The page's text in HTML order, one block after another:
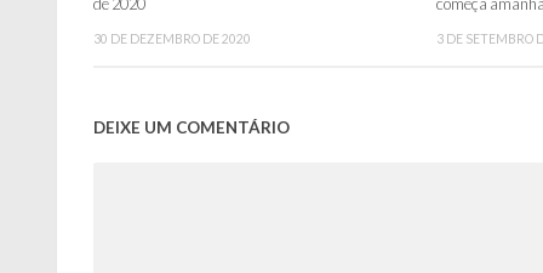
30 DE DEZEMBRO DE 2020 3 DE SETEMBRO
DEIXE UM COMENTÁRIO